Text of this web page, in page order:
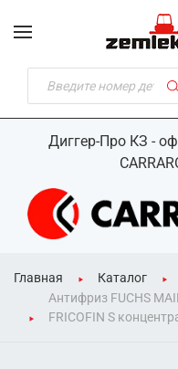
Диггер-Про КЗ -
Главная Каталог
Антифриз FUCHS
FRICOFIN S